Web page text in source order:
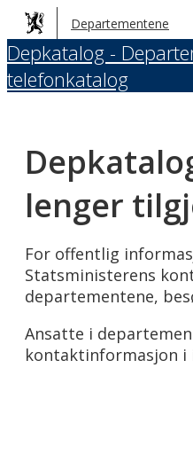
Hopp
til
hovedinnhold
Departementene
Depkatalog -
telefonkatalog
lenger
For offentlig
Statsministerens
departementene,
Ansatte i
kontaktinformasjon i